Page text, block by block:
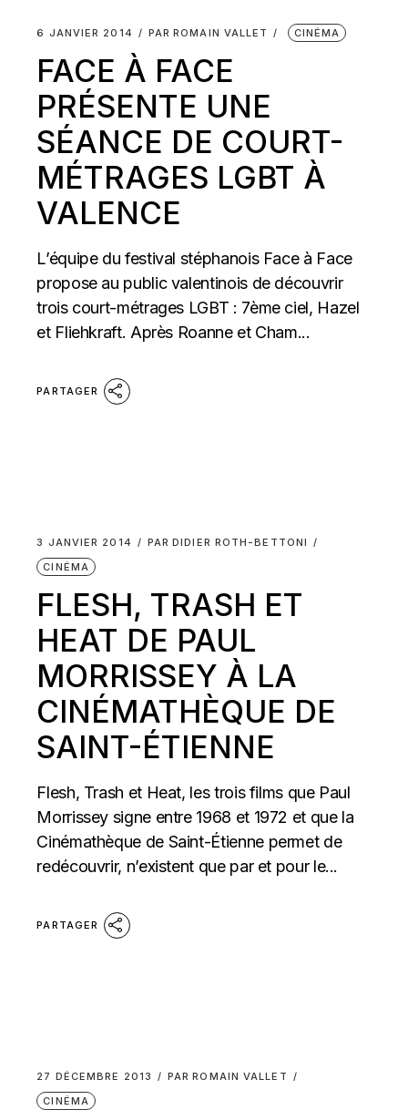
6 JANVIER 2014 PAR ROMAIN VALLET CINÉMA
FACE À FACE
PRÉSENTE UNE
SÉANCE DE COURT-
MÉTRAGES LGBT À
VALENCE
L’équipe du festival stéphanois Face à Face
propose au public valentinois de découvrir
trois court-métrages LGBT : 7ème ciel, Hazel
et Fliehkraft. Après Roanne et Cham...
PARTAGER
3 JANVIER 2014 PAR DIDIER ROTH-BETTONI
CINÉMA
FLESH, TRASH ET
HEAT DE PAUL
MORRISSEY À LA
CINÉMATHÈQUE DE
SAINT-ÉTIENNE
Flesh, Trash et Heat, les trois films que Paul
Morrissey signe entre 1968 et 1972 et que la
Cinémathèque de Saint-Étienne permet de
redécouvrir, n’existent que par et pour le...
PARTAGER
27 DÉCEMBRE 2013 PAR ROMAIN VALLET
CINÉMA